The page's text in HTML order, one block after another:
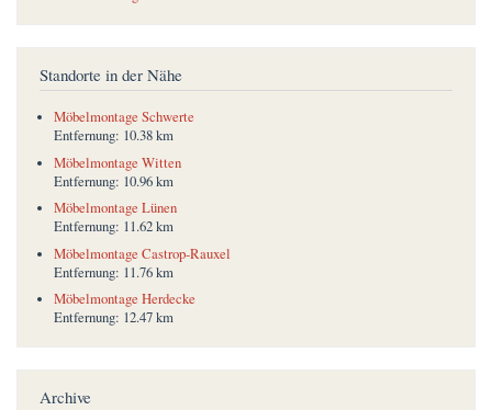
Standorte in der Nähe
Möbelmontage Schwerte
Entfernung: 10.38 km
Möbelmontage Witten
Entfernung: 10.96 km
Möbelmontage Lünen
Entfernung: 11.62 km
Möbelmontage Castrop-Rauxel
Entfernung: 11.76 km
Möbelmontage Herdecke
Entfernung: 12.47 km
Archive